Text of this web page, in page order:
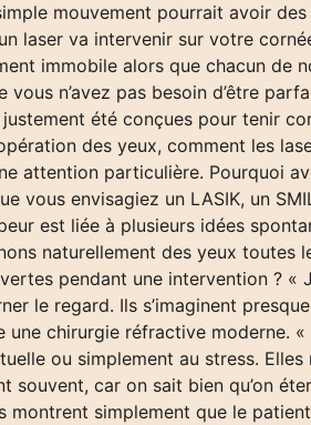
mouvement pourrait avoir
laser va intervenir sur votre
immobile alors que chacun de
n’avez pas besoin d’être
été conçues pour tenir
des yeux, comment les
attention particulière. Pourquoi
envisagiez un LASIK, un
est liée à plusieurs idées
naturellement des yeux toutes
pendant une intervention ? «
le regard. Ils s’imaginent
chirurgie réfractive moderne.
ou simplement au stress.
car on sait bien qu’on
simplement que le